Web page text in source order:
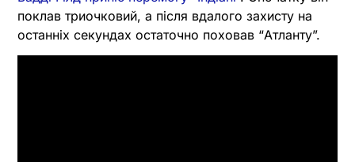
поклав триочковий, а після вдалого захисту на
останніх секундах остаточно поховав “Атланту”.